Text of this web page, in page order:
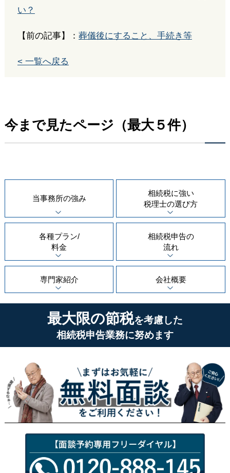
い？
【前の記事】： 葬儀後にすること、手続き等
< 一覧へ戻る
今まで見たページ（最大５件）
当事務所の強み
相続税に強い
税理士の選び方
各種プラン/
料金
相続税申告の
流れ
専門家紹介 会社概要
最大限の節税を考慮した
相続税申告業務に努めます